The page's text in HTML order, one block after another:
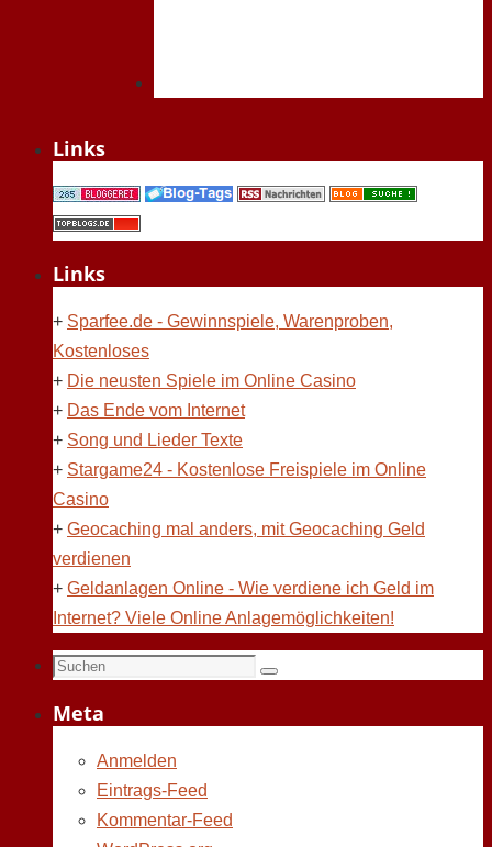
Links
Links
+ Sparfee.de - Gewinnspiele, Warenproben,
Kostenloses
+ Die neusten Spiele im Online Casino
+ Das Ende vom Internet
+ Song und Lieder Texte
+ Stargame24 - Kostenlose Freispiele im Online
Casino
+ Geocaching mal anders, mit Geocaching Geld
verdienen
+ Geldanlagen Online - Wie verdiene ich Geld im
Internet? Viele Online Anlagemöglichkeiten!
Suchen
Suchen
Meta
Anmelden
Eintrags-Feed
Kommentar-Feed